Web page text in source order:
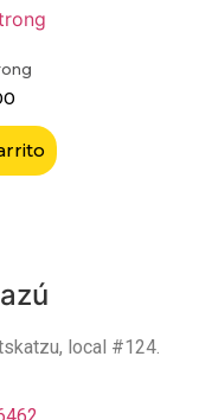
local #124.